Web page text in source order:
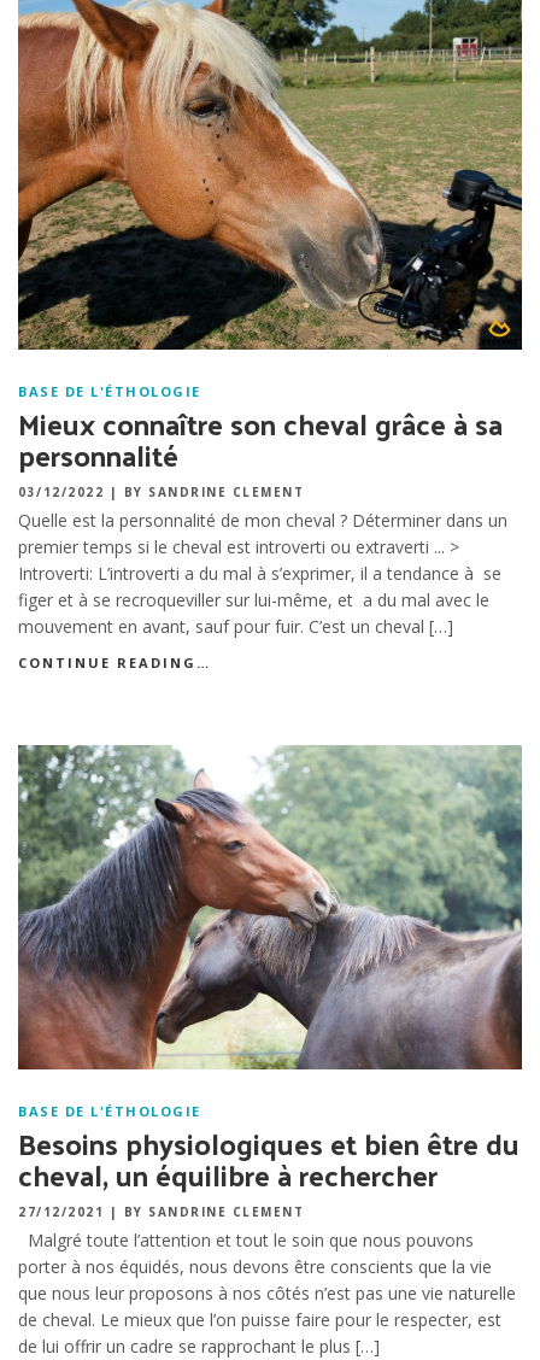
BASE DE L'ÉTHOLOGIE
Mieux connaître son cheval grâce à sa
personnalité
03/12/2022 | BY SANDRINE CLEMENT
Quelle est la personnalité de mon cheval ? Déterminer dans un
premier temps si le cheval est introverti ou extraverti ... >
Introverti: L’introverti a du mal à s’exprimer, il a tendance à se
figer et à se recroqueviller sur lui-même, et a du mal avec le
mouvement en avant, sauf pour fuir. C’est un cheval […]
CONTINUE READING…
BASE DE L'ÉTHOLOGIE
Besoins physiologiques et bien être du
cheval, un équilibre à rechercher
27/12/2021 | BY SANDRINE CLEMENT
Malgré toute l’attention et tout le soin que nous pouvons
porter à nos équidés, nous devons être conscients que la vie
que nous leur proposons à nos côtés n’est pas une vie naturelle
de cheval. Le mieux que l’on puisse faire pour le respecter, est
de lui offrir un cadre se rapprochant le plus […]